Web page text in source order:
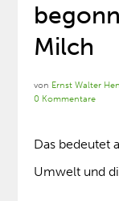
Milch
von Ernst Walter
0 Kommentare
Das bedeutet
Umwelt und